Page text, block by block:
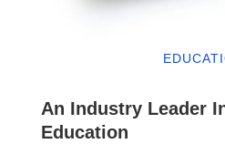
An Industry Leader
Education